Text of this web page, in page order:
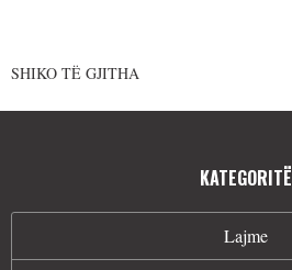
SHIKO TË GJITHA
KATEGORITË
Lajme